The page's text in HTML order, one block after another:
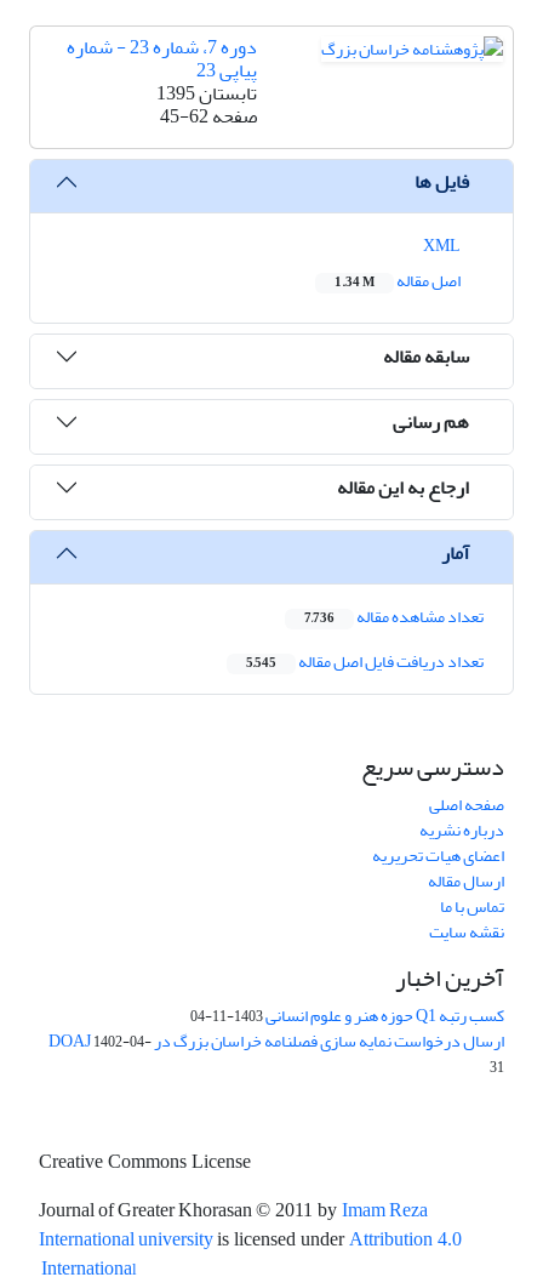
دوره 7، شماره 23 - شماره
پیاپی 23
تابستان 1395
صفحه45-62
فایل ها
اصل مقاله
1.34 M
سابقه مقاله
هم رسانی
ارجاع به این مقاله
آمار
تعداد مشاهده مقاله 7,736
تعداد دریافت فایل اصل مقاله 5,545
دسترسی سریع
صفحه اصلی
درباره نشریه
اعضای هیات تحریریه
ارسال مقاله
تماس با ما
نقشه سایت
آخرین اخبار
کسب رتبه Q1 حوزه هنر و علوم انسانی 1403-11-04
ارسال درخواست نمایه سازی فصلنامه خراسان بزرگ در DOAJ1402-04-
31
Creative Commons License
Journal of Greater Khorasan© 2011 by Imam Reza
International universityis licensed under Attribution 4.0
International